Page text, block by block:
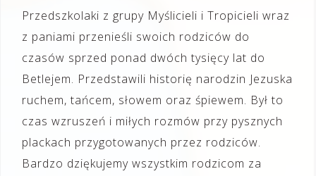
Przedszkolaki z grupy Myślicieli i Tropicieli wraz
z paniami przenieśli swoich rodziców do
czasów sprzed ponad dwóch tysięcy lat do
Betlejem. Przedstawili historię narodzin Jezuska
ruchem, tańcem, słowem oraz śpiewem. Był to
czas wzruszeń i miłych rozmów przy pysznych
plackach przygotowanych przez rodziców.
Bardzo dziękujemy wszystkim rodzicom za